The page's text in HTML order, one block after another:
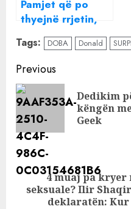
Pamjet që po
thyejnë rrjetin,
reagimi i Ylli
Limanit pas
lëvizjeve
provokuese të
Elvana Gjatës në
koncert
Tags: DOBA Donald
Continue
Reading
Previous
Dedikim
këngën
Geek
Next
4 muaj pa
seksuale? Ilir
deklaratën: